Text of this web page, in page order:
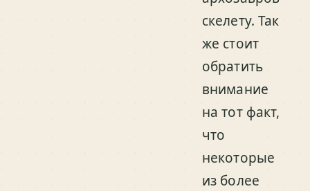
скелету. Так
же стоит
обратить
внимание
на тот факт,
что
некоторые
из более